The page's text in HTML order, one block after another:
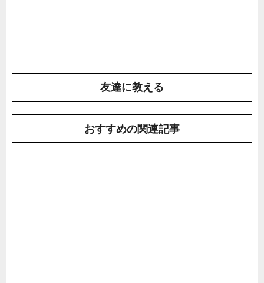
友達に教える
おすすめの関連記事